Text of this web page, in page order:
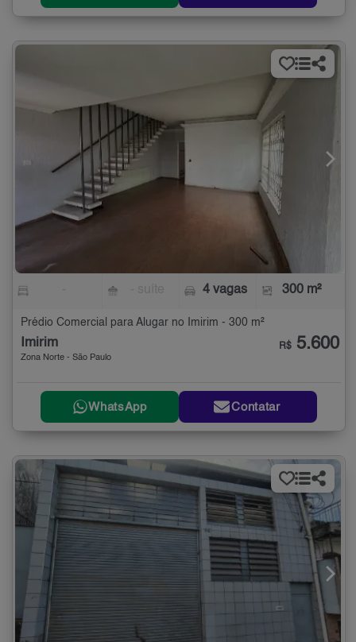
4 vagas 300 m²
Prédio Comercial para Alugar no Imirim - 300 m²
Imirim
Zona Norte - São Paulo
R$ 5.600
WhatsApp Contatar